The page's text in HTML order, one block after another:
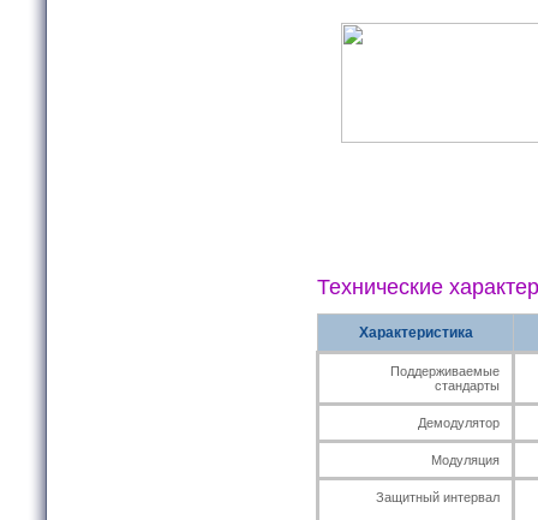
Технические
Характеристика
Поддерживаемые
стандарты
Демодулятор
Модуляция
Защитный интервал